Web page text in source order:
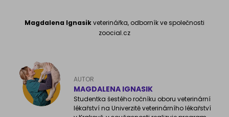
Magdalena Ignasikveterinářka, odborník ve společnosti
zoocial.cz
AUTOR
MAGDALENA IGNASIK
Studentka šestého ročníku oboru veterinární
lékařství na Univerzitě veterinárního lékařství